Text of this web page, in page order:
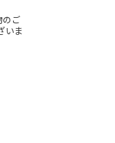
のご
いま